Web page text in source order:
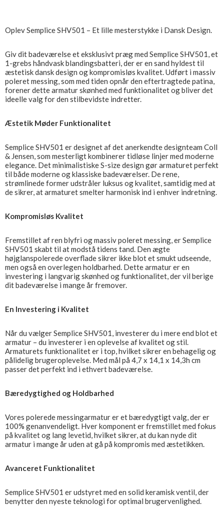
Oplev Semplice SHV501 – Et lille mesterstykke i Dansk Design.
Giv dit badeværelse et eksklusivt præg med Semplice SHV501, et
1-grebs håndvask blandingsbatteri, der er en sand hyldest til
æstetisk dansk design og kompromisløs kvalitet. Udført i massiv
poleret messing, som med tiden opnår den eftertragtede patina,
forener dette armatur skønhed med funktionalitet og bliver det
ideelle valg for den stilbevidste indretter.
Æstetik Møder Funktionalitet
Semplice SHV501 er designet af det anerkendte designteam Coll
& Jensen, som mesterligt kombinerer tidløse linjer med moderne
elegance. Det minimalistiske S-size design gør armaturet perfekt
til både moderne og klassiske badeværelser. De rene,
strømlinede former udstråler luksus og kvalitet, samtidig med at
de sikrer, at armaturet smelter harmonisk ind i enhver indretning.
Kompromisløs Kvalitet
Fremstillet af ren blyfri og massiv poleret messing, er Semplice
SHV501 skabt til at modstå tidens tand. Den ægte
højglanspolerede overflade sikrer ikke blot et smukt udseende,
men også en overlegen holdbarhed. Dette armatur er en
investering i langvarig skønhed og funktionalitet, der vil berige
dit badeværelse i mange år fremover.
En Investering i Kvalitet
Når du vælger Semplice SHV501, investerer du i mere end blot et
armatur – du investerer i en oplevelse af kvalitet og stil.
Armaturets funktionalitet er i top, hvilket sikrer en behagelig og
pålidelig brugeroplevelse. Med mål på 4,7 x 14,1 x 14,3h cm
passer det perfekt ind i ethvert badeværelse.
Bæredygtighed og Holdbarhed
Vores polerede messingarmatur er et bæredygtigt valg, der er
100% genanvendeligt. Hver komponent er fremstillet med fokus
på kvalitet og lang levetid, hvilket sikrer, at du kan nyde dit
armatur i mange år uden at gå på kompromis med æstetikken.
Avanceret Funktionalitet
Semplice SHV501 er udstyret med en solid keramisk ventil, der
benytter den nyeste teknologi for optimal brugervenlighed.